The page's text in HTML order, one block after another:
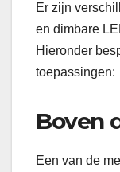
Er zijn
en dimbare
Hieronder
toepassingen:
Boven
Een van de